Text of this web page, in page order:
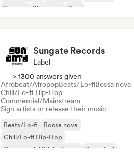
Reggae
Shoegaze Soul
Sungate Records
Label
> 1300 answers given
Afrobeat/AfropopBeats/Lo-fiBossa nova
Chill/Lo-fi Hip-Hop
Commercial/Mainstream
Sign artists or release their music
Beats/Lo-fi
Bossa nova
Chill/Lo-fi Hip-Hop
Commercial/Mainstream
Dancehall